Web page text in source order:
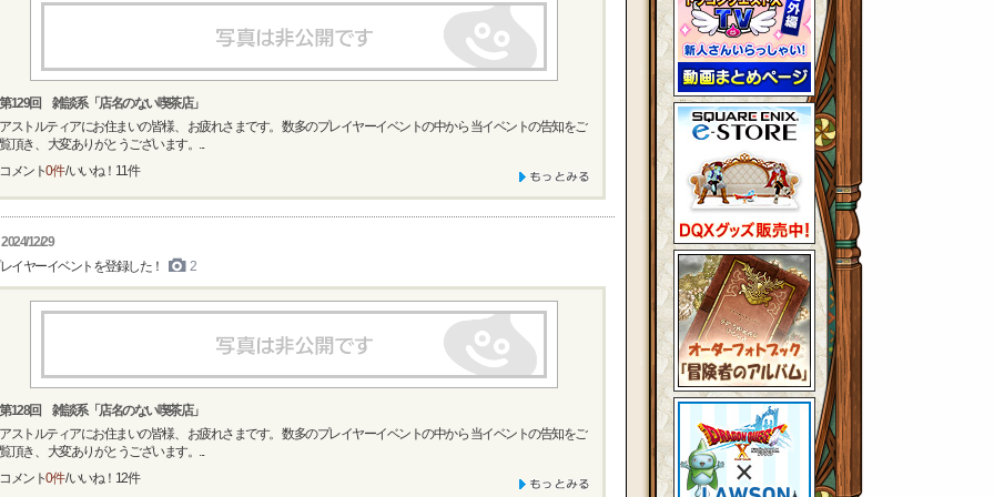
第129回 雑談系「店名のない喫茶店」
アストルティアにお住まいの皆様、 お疲れさまです。 数多のプレイヤーイベントの中から 当イベントの告知をご
覧頂き、 大変ありがとうございます。...
コメント0件/ いいね！ 11件
2024/12/29
イヤーイベントを登録した！
2
第128回 雑談系「店名のない喫茶店」
アストルティアにお住まいの皆様、 お疲れさまです。 数多のプレイヤーイベントの中から 当イベントの告知をご
覧頂き、 大変ありがとうございます。...
コメント0件/ いいね！ 12件